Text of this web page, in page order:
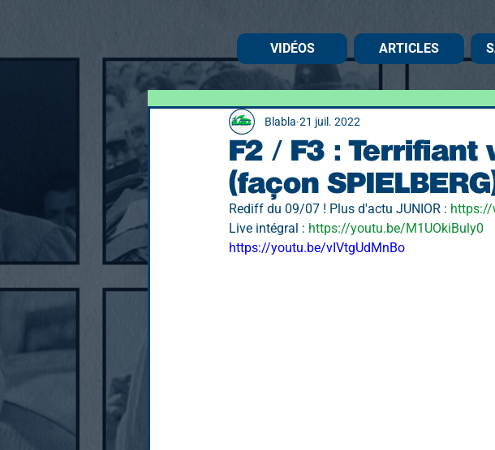
VIDÉOS ARTICLES
F2 / F3 :
(façon
Blabla 21 juil. 2022
Rediff du 09/07 ! Plus d'actu JUNIOR :
Live intégral : https://youtu.be/M1UOkiBuly0
https://youtu.be/vIVtgUdMnBo